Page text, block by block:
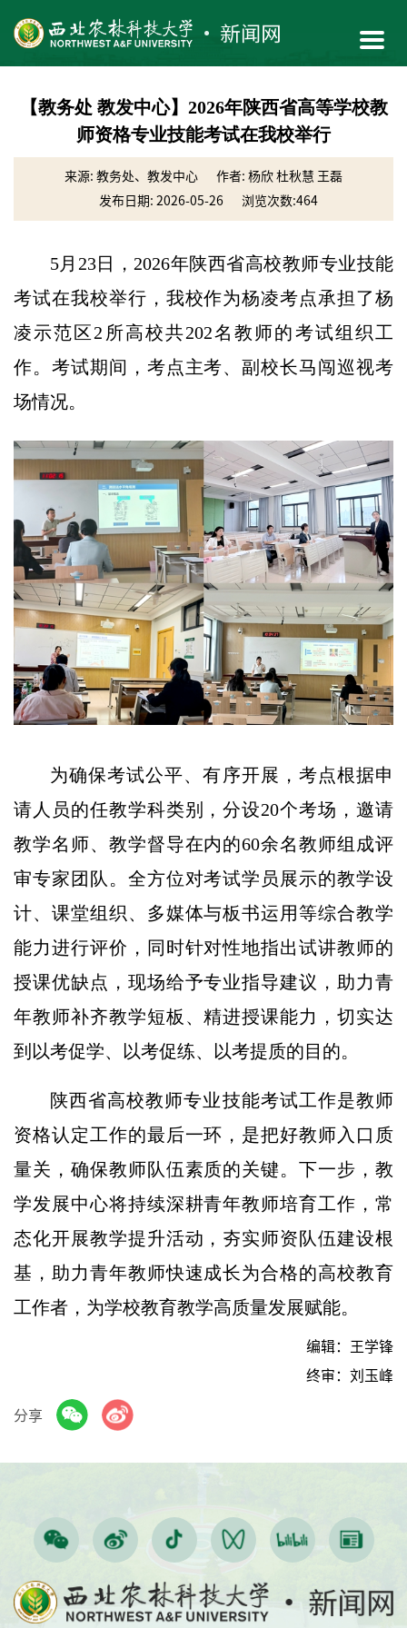
【教务处 教发中心】2026年陕西省高等学校教
师资格专业技能考试在我校举行
来源: 教务处、教发中心
作者: 杨欣 杜秋慧 王磊
发布日期: 2026-05-26
浏览次数:464
5月23日，2026年陕西省高校教师专业技能
考试在我校举行，我校作为杨凌考点承担了杨
凌示范区2所高校共202名教师的考试组织工
作。考试期间，考点主考、副校长马闯巡视考
场情况。
为确保考试公平、有序开展，考点根据申
请人员的任教学科类别，分设20个考场，邀请
教学名师、教学督导在内的60余名教师组成评
审专家团队。全方位对考试学员展示的教学设
计、课堂组织、多媒体与板书运用等综合教学
能力进行评价，同时针对性地指出试讲教师的
授课优缺点，现场给予专业指导建议，助力青
年教师补齐教学短板、精进授课能力，切实达
到以考促学、以考促练、以考提质的目的。
陕西省高校教师专业技能考试工作是教师
资格认定工作的最后一环，是把好教师入口质
量关，确保教师队伍素质的关键。下一步，教
学发展中心将持续深耕青年教师培育工作，常
态化开展教学提升活动，夯实师资队伍建设根
基，助力青年教师快速成长为合格的高校教育
工作者，为学校教育教学高质量发展赋能。
编辑：王学锋
终审：刘玉峰
分享